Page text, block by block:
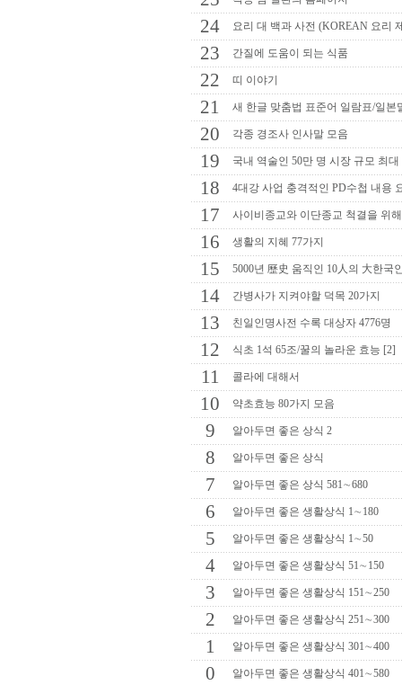
24 요리 대 백과 사전 (KOREAN 요리
23 간질에 도움이 되는 식품
22 띠 이야기
21 새 한글 맞춤법 표준어 일람표/일본
20 각종 경조사 인사말 모음
19 국내 역술인 50만 명 시장 규모 최
18 4대강 사업 충격적인 PD수첩 내용
17 사이비종교와 이단종교 척결을 위
16 생활의 지혜 77가지
15 5000년 歷史 움직인 10人의 大한국
14 간병사가 지켜야할 덕목 20가지
13 친일인명사전 수록 대상자 4776명
12 식초 1석 65조/꿀의 놀라운 효능 [2]
11 콜라에 대해서
10 약초효능 80가지 모음
9 알아두면 좋은 상식 2
8 알아두면 좋은 상식
7 알아두면 좋은 상식 581∼680
6 알아두면 좋은 생활상식 1∼180
5 알아두면 좋은 생활상식 1∼50
4 알아두면 좋은 생활상식 51∼150
3 알아두면 좋은 생활상식 151∼250
2 알아두면 좋은 생활상식 251∼300
1 알아두면 좋은 생활상식 301∼400
0 알아두면 좋은 생활상식 401∼580